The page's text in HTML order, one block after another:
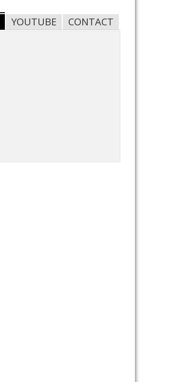
YOUTUBE CONTACT